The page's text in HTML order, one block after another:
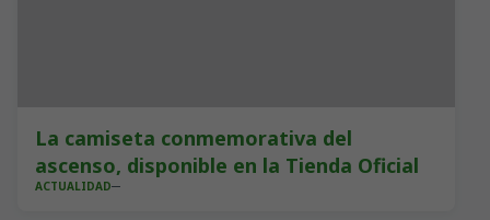
La camiseta conmemorativa del
ascenso, disponible en la Tienda Oficial
ACTUALIDAD